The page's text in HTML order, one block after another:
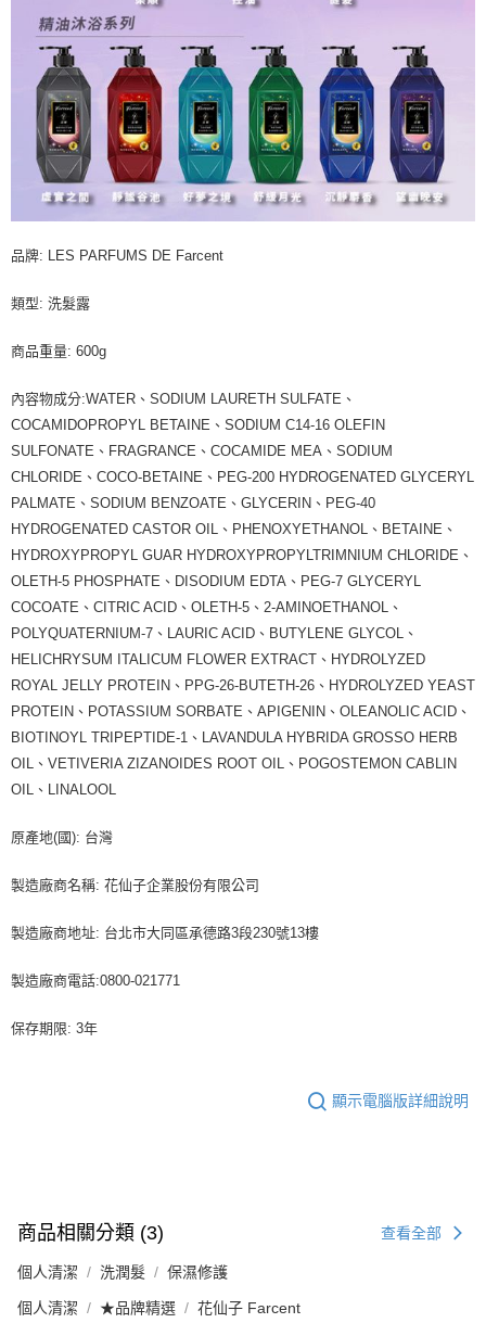
品牌: LES PARFUMS DE Farcent
類型: 洗髮露
商品重量: 600g
內容物成分:WATER、SODIUM LAURETH SULFATE、
COCAMIDOPROPYL BETAINE、SODIUM C14-16 OLEFIN
SULFONATE、FRAGRANCE、COCAMIDE MEA、SODIUM
CHLORIDE、COCO-BETAINE、PEG-200 HYDROGENATED GLYCERYL
PALMATE、SODIUM BENZOATE、GLYCERIN、PEG-40
HYDROGENATED CASTOR OIL、PHENOXYETHANOL、BETAINE、
HYDROXYPROPYL GUAR HYDROXYPROPYLTRIMNIUM CHLORIDE、
OLETH-5 PHOSPHATE、DISODIUM EDTA、PEG-7 GLYCERYL
COCOATE、CITRIC ACID、OLETH-5、2-AMINOETHANOL、
POLYQUATERNIUM-7、LAURIC ACID、BUTYLENE GLYCOL、
HELICHRYSUM ITALICUM FLOWER EXTRACT、HYDROLYZED
ROYAL JELLY PROTEIN、PPG-26-BUTETH-26、HYDROLYZED YEAST
PROTEIN、POTASSIUM SORBATE、APIGENIN、OLEANOLIC ACID、
BIOTINOYL TRIPEPTIDE-1、LAVANDULA HYBRIDA GROSSO HERB
OIL、VETIVERIA ZIZANOIDES ROOT OIL、POGOSTEMON CABLIN
OIL、LINALOOL
原產地(國): 台灣
製造廠商名稱: 花仙子企業股份有限公司
製造廠商地址: 台北市大同區承德路3段230號13樓
製造廠商電話:0800-021771
保存期限: 3年
顯示電腦版詳細說明
商品相關分類 (3) 查看全部
個人清潔 洗潤髮 保濕修護
個人清潔 ★品牌精選 花仙子 Farcent